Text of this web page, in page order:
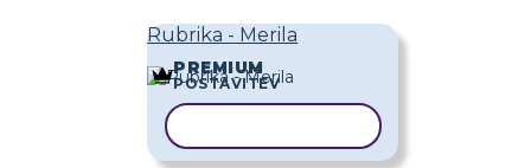
Rubrika - Merila
PREMIUM
POSTAVITEV